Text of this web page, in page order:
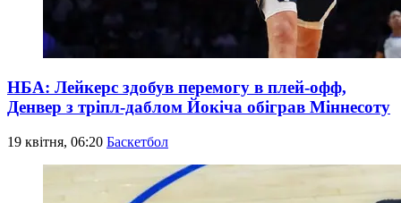
НБА: Лейкерс здобув перемогу в плей-офф,
Денвер з тріпл-даблом Йокіча обіграв Міннесоту
19 квітня, 06:20 Баскетбол